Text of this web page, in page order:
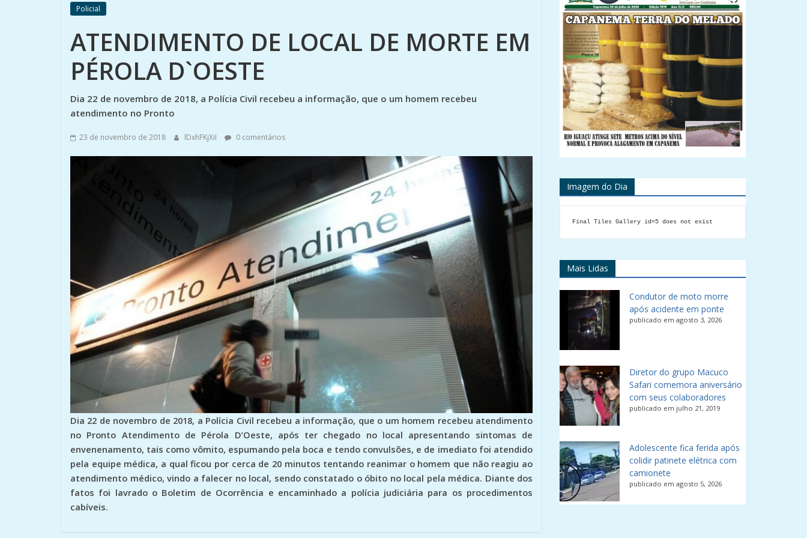
Policial
ATENDIMENTO DE LOCAL DE MORTE EM
PÉROLA D`OESTE
Dia 22 de novembro de 2018, a Polícia Civil recebeu a informação, que o um homem recebeu
atendimento no Pronto
23 de novembro de 2018 lDxhFKjXiI 0 comentários
Dia 22 de novembro de 2018, a Polícia Civil recebeu a informação, que o um homem recebeu atendimento
no Pronto Atendimento de Pérola D’Oeste, após ter chegado no local apresentando sintomas de
envenenamento, tais como vômito, espumando pela boca e tendo convulsões, e de imediato foi atendido
pela equipe médica, a qual ficou por cerca de 20 minutos tentando reanimar o homem que não reagiu ao
atendimento médico, vindo a falecer no local, sendo constatado o óbito no local pela médica. Diante dos
fatos foi lavrado o Boletim de Ocorrência e encaminhado a polícia judiciária para os procedimentos
cabíveis.
Imagem do Dia
Final Tiles Gallery id=5 does not exist
Mais Lidas
Condutor de moto morre
após acidente em ponte
publicado em agosto 3, 2026
Diretor do grupo Macuco
Safari comemora aniversário
com seus colaboradores
publicado em julho 21, 2019
Adolescente fica ferida após
colidir patinete elétrica com
camionete
publicado em agosto 5, 2026